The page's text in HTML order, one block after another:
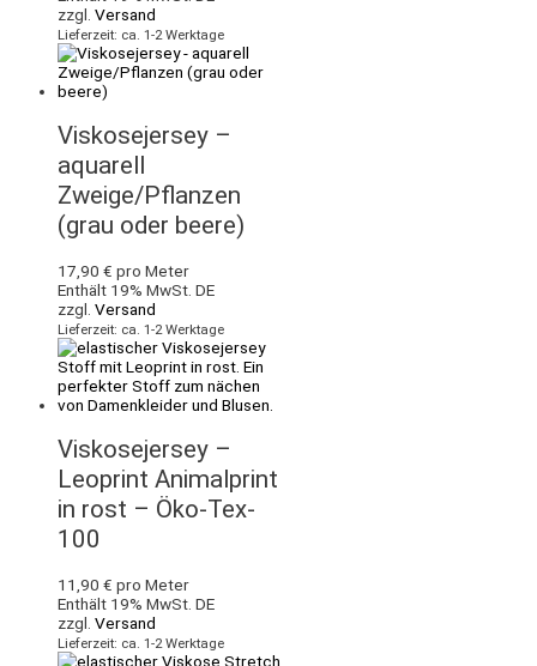
zzgl. Versand
Lieferzeit: ca. 1-2 Werktage
Viskosejersey –
aquarell
Zweige/Pflanzen
(grau oder beere)
17,90 € pro Meter
Enthält 19% MwSt. DE
zzgl. Versand
Lieferzeit: ca. 1-2 Werktage
Viskosejersey –
Leoprint Animalprint
in rost – Öko-Tex-
100
11,90 € pro Meter
Enthält 19% MwSt. DE
zzgl. Versand
Lieferzeit: ca. 1-2 Werktage